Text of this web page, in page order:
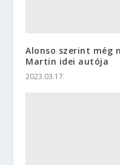
Alonso szerint még
Martin idei autója
2023.03.17.